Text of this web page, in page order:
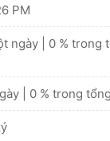
PM
ngày | 0 % trong
| 0 % trong